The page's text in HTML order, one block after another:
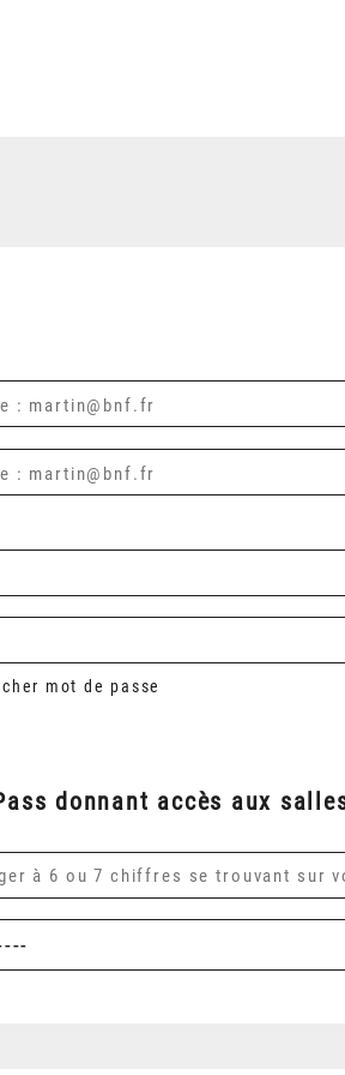
mot de passe
donnant accès aux